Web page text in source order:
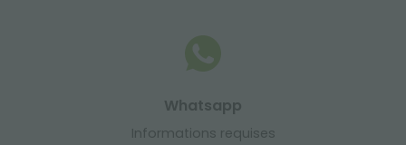
Whatsapp
Informations requises